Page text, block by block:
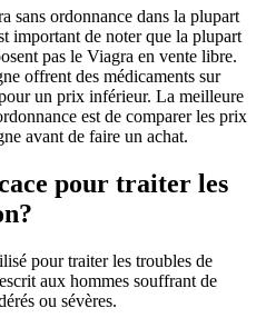
sans ordonnance dans la plupart
important de noter que la plupart
pas le Viagra en vente libre.
offrent des médicaments sur
un prix inférieur. La meilleure
est de comparer les prix
avant de faire un achat.
pour traiter les
pour traiter les troubles de
aux hommes souffrant de
ou sévères.